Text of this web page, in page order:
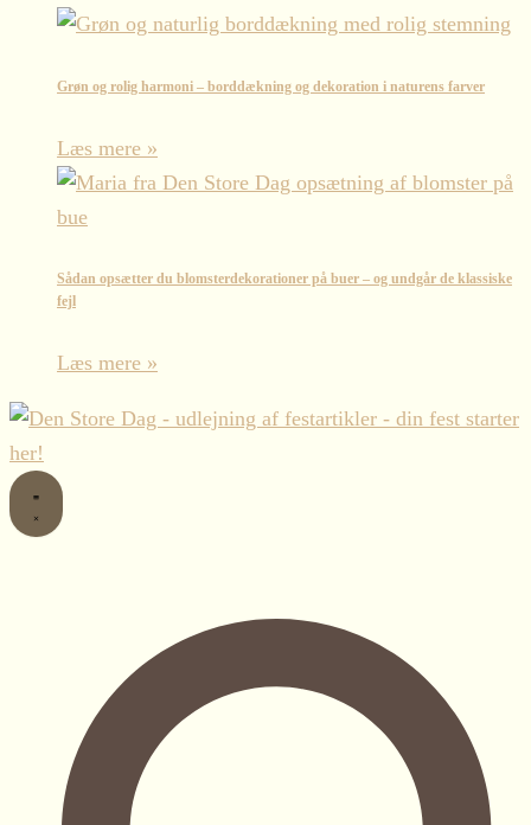
Grøn og rolig harmoni – borddækning og dekoration i naturens farver
Læs mere »
Sådan opsætter du blomsterdekorationer på buer – og undgår de klassiske
fejl
Læs mere »